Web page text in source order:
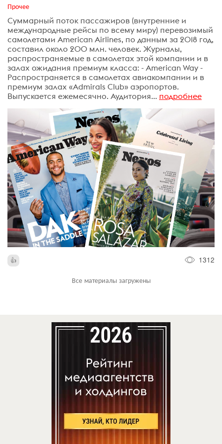
Прочее
Суммарный поток пассажиров (внутренние и
международные рейсы по всему миру) перевозимый
самолетами American Airlines, по данным за 2018 год,
составил около 200 млн. человек. Журналы,
распространяемые в самолетах этой компании и в
залах ожидания премиум класса: - American Way -
Распространяется в самолетах авиакомпании и в
премиум залах «Admirals Club» аэропортов.
Выпускается ежемесячно. Аудитория... подробнее
1312
Все материалы загружены